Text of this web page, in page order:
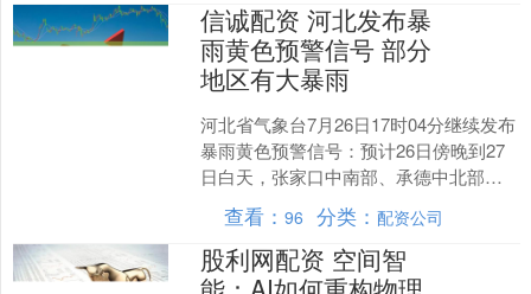
信诚配资 河北发布暴
雨黄色预警信号 部分
地区有大暴雨
河北省气象台7月26日17时04分继续发布
暴雨黄色预警信号：预计26日傍晚到27
日白天，张家口中南部、承德中北部、
保定西部有大雨到暴雨（40-80毫米），
部分地....
查看：96 分类：配资公司
股利网配资 空间智